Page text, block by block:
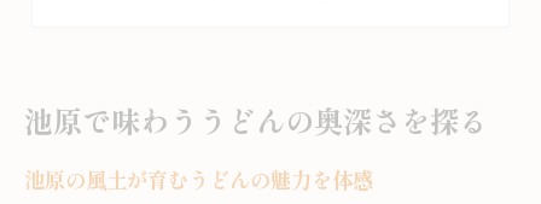
愛され続ける池原流うどん文化の秘密
地域の希望を映す池原うどんの魅力
地域の希望が詰まった池原のうどん物語
池原で味わううどんの奥深さを探る
池原の風土が育むうどんの魅力を体感